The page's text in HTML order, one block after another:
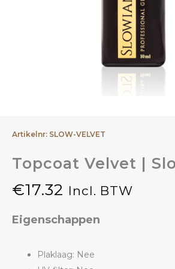
Artikelnr: SLOW-VELVET
Topcoat Velvet |
€17.32 Incl. BTW
Eigenschappen
Plaklaag: Nee